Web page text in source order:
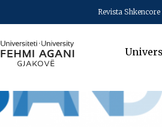
Revista Shkencore